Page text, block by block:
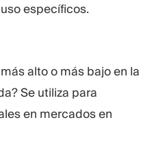
específicos.
alto o más bajo en la
Se utiliza para
en mercados en